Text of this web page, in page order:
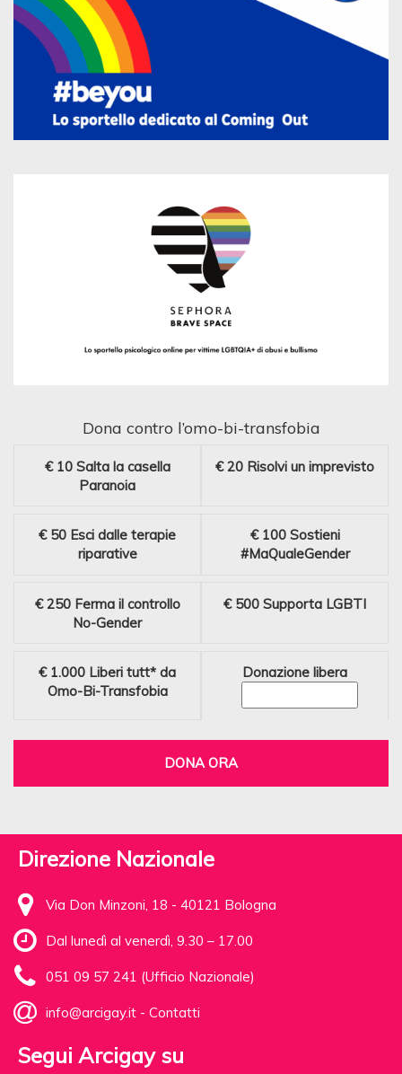
Dona contro l’omo-bi-transfobia
€ 10 Salta la casella
Paranoia
€ 20 Risolvi un imprevisto
€ 50 Esci dalle terapie
riparative
€ 100 Sostieni
#MaQualeGender
€ 250 Ferma il controllo
No-Gender
€ 500 Supporta LGBTI
€ 1.000 Liberi tutt* da
Omo-Bi-Transfobia
Donazione libera
DONA ORA
Direzione Nazionale
Via Don Minzoni, 18 - 40121 Bologna
Dal lunedì al venerdì, 9.30 – 17.00
051 09 57 241 (Ufficio Nazionale)
info@arcigay.it - Contatti
Segui Arcigay su